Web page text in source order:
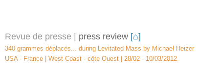
Revue de presse | press review [⌂]
340 grammes déplacés... during Levitated Mass by Michael Heizer
USA - France | West Coast - côte Ouest | 28/02 - 10/03/2012